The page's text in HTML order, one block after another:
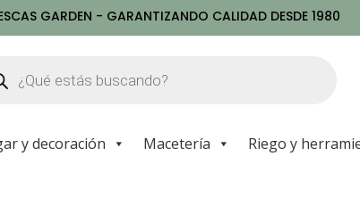
GARDEN - GARANTIZANDO CALIDAD DESDE 1980
y decoración Macetería Riego y